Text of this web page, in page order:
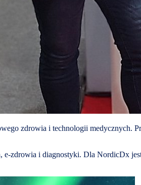
zdrowia i technologii medycznych.
zdrowia i diagnostyki. Dla NordicDx